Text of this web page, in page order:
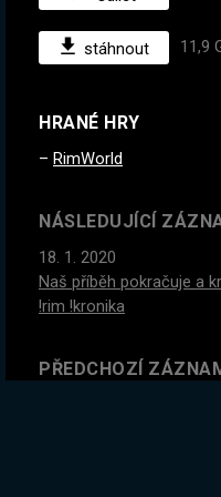
stáhnout 11,9
HRANÉ HRY
RimWorld
NÁSLEDUJÍCÍ
18. 1. 2020
Naš příběh pokračuje a
!rim !kronika
PŘEDCHOZÍ